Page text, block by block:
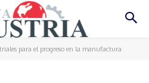
para el progreso en la manufactura